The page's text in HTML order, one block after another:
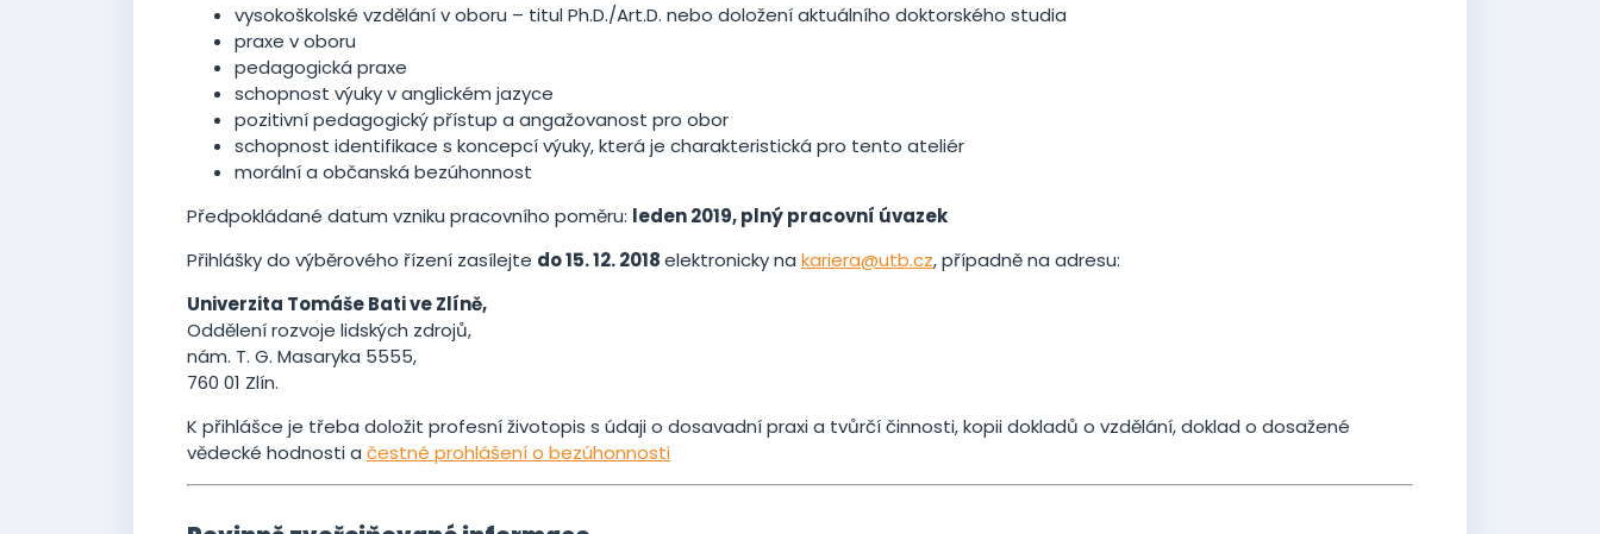
vysokoškolské vzdělání v oboru – titul Ph.D./Art.D. nebo doložení aktuálního doktorského studia
praxe v oboru
pedagogická praxe
schopnost výuky v anglickém jazyce
pozitivní pedagogický přístup a angažovanost pro obor
schopnost identifikace s koncepcí výuky, která je charakteristická pro tento ateliér
morální a občanská bezúhonnost
Předpokládané datum vzniku pracovního poměru: leden 2019, plný pracovní úvazek
Přihlášky do výběrového řízení zasílejte do 15. 12. 2018elektronicky na kariera@utb.cz, případně na adresu:
Univerzita Tomáše Bati ve Zlíně,
Oddělení rozvoje lidských zdrojů,
nám. T. G. Masaryka 5555,
760 01 Zlín.
K přihlášce je třeba doložit profesní životopis s údaji o dosavadní praxi a tvůrčí činnosti, kopii dokladů o vzdělání, doklad o dosažené
vědecké hodnosti a čestné prohlášení o bezúhonnosti